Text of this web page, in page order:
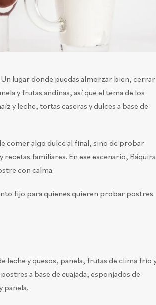
lugar donde puedas almorzar bien, cerrar
y frutas andinas, así que el tema de los
y leche, tortas caseras y dulces a base de
comer algo dulce al final, sino de probar
familiares. En ese escenario, Ráquira
con calma.
fijo para quienes quieren probar postres
leche y quesos, panela, frutas de clima frío y
a base de cuajada, esponjados de
panela.